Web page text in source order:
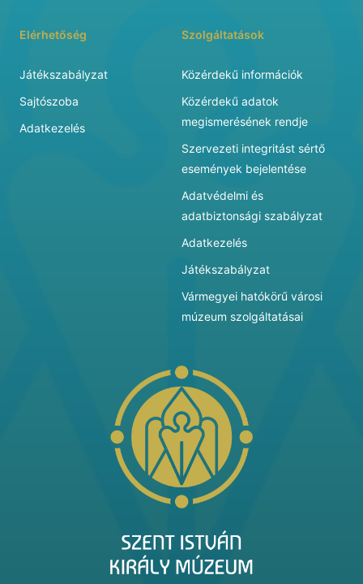
Elérhetőség
Játékszabályzat
Sajtószoba
Adatkezelés
Szolgáltatások
Közérdekű információk
Közérdekű adatok
megismerésének rendje
Szervezeti integritást sértő
események bejelentése
Adatvédelmi és
adatbiztonsági szabályzat
Adatkezelés
Játékszabályzat
Vármegyei hatókörű városi
múzeum szolgáltatásai